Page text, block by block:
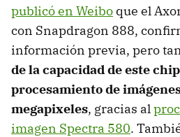
publicó en Weibo que el
con Snapdragon 888,
información previa, pero
de la capacidad de este
procesamiento de
megapixeles, gracias al
imagen Spectra 580.